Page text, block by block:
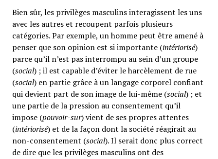
Bien sûr, les privilèges masculins interagissent les uns
avec les autres et recoupent parfois plusieurs
catégories. Par exemple, un homme peut être amené à
penser que son opinion est si importante (intériorisé)
parce qu’il n’est pas interrompu au sein d’un groupe
(social) ; il est capable d’éviter le harcèlement de rue
(social) en partie grâce à un langage corporel confiant
qui devient part de son image de lui-même (social) ; et
une partie de la pression au consentement qu’il
impose (pouvoir-sur) vient de ses propres attentes
(intériorisé) et de la façon dont la société réagirait au
non-consentement (social). Il serait donc plus correct
de dire que les privilèges masculins ont des